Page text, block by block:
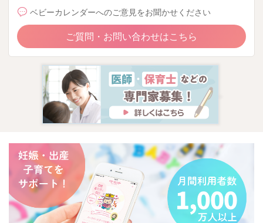
ベビーカレンダーへのご意見をお聞かせください
ご質問・お問い合わせはこちら